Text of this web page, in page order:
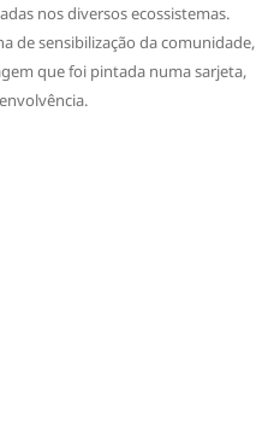
nos diversos ecossistemas.
de sensibilização da comunidade,
que foi pintada numa sarjeta,